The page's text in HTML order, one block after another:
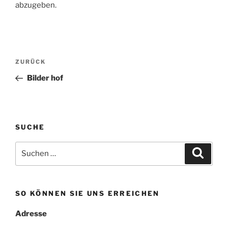
abzugeben.
Beitragsnavigation
Vorheriger
Beitrag
ZURÜCK
Bilder hof
SUCHE
nach:
SO KÖNNEN SIE UNS ERREICHEN
Adresse